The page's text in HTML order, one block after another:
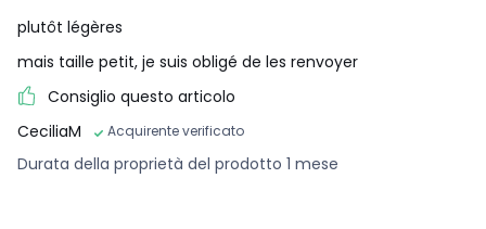
plutôt légères
mais taille petit, je suis obligé de les renvoyer
Consiglio questo articolo
CeciliaM
Acquirente verificato
Durata della proprietà del prodotto 1 mese